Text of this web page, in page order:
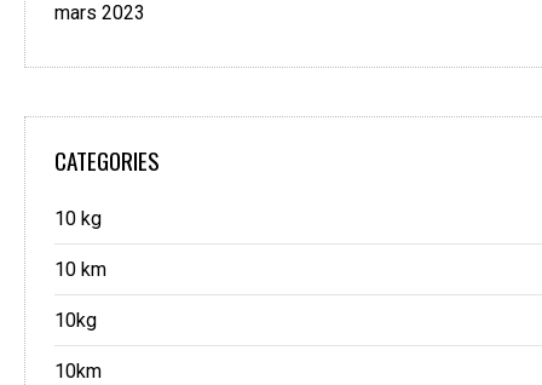
mars 2023
CATEGORIES
10 kg
10 km
10kg
10km